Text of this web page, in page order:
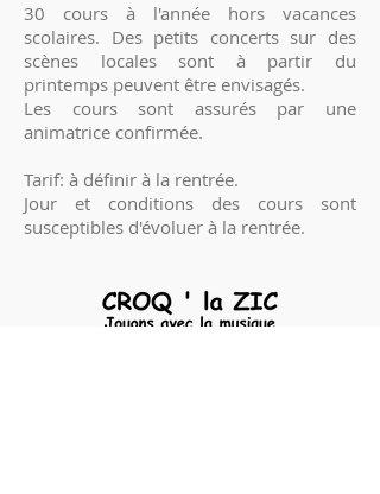
30 cours à l'année hors vacances
scolaires. Des petits concerts sur des
scènes locales sont à partir du
printemps peuvent être envisagés.
Les cours sont assurés par une
animatrice confirmée.
Tarif: à définir à la rentrée.
Jour et conditions des cours sont
susceptibles d'évoluer à la rentrée.​